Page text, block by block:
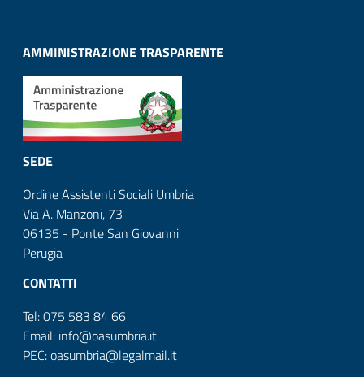
AMMINISTRAZIONE TRASPARENTE
SEDE
Ordine Assistenti Sociali Umbria
Via A. Manzoni, 73
06135 - Ponte San Giovanni
Perugia
CONTATTI
Tel: 075 583 84 66
Email: info@oasumbria.it
PEC: oasumbria@legalmail.it